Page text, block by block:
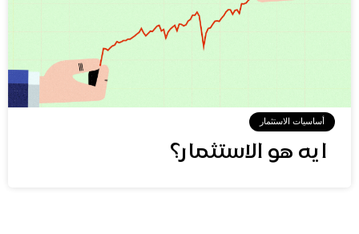
أساسيات الاستثمار
ايه هو الاستثمار؟